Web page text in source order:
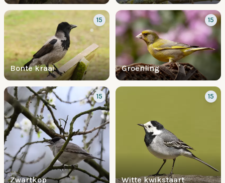
Bonte kraai
15
Groenling
15
Zwartkop
15
Witte kwikstaart
15